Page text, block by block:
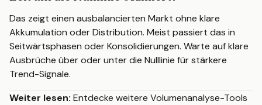
Das zeigt einen ausbalancierten Markt ohne klare
Akkumulation oder Distribution. Meist passiert das in
Seitwärtsphasen oder Konsolidierungen. Warte auf klare
Ausbrüche über oder unter die Nulllinie für stärkere
Trend-Signale.
Weiter lesen: Entdecke weitere Volumenanalyse-Tools